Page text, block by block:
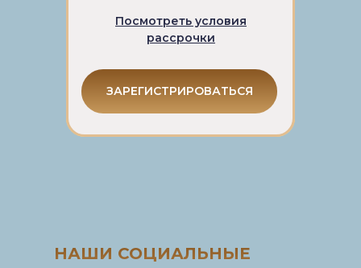
Посмотреть условия
рассрочки
ЗАРЕГИСТРИРОВАТЬСЯ
НАШИ СОЦИАЛЬНЫЕ